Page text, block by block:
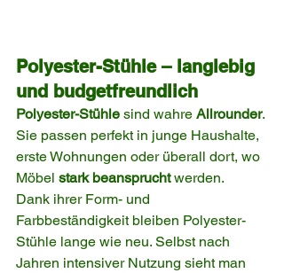
Polyester-Stühle – langlebig
und budgetfreundlich
Polyester-Stühle sind wahre Allrounder.
Sie passen perfekt in junge Haushalte,
erste Wohnungen oder überall dort, wo
Möbel stark beansprucht werden.
Dank ihrer Form- und
Farbbeständigkeit bleiben Polyester-
Stühle lange wie neu. Selbst nach
Jahren intensiver Nutzung sieht man